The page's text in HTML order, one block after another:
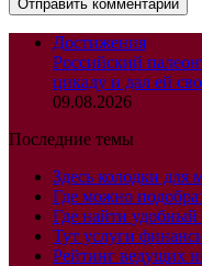
Достижения
Российский
цикаду и дал ей
09.08.2026
Последние темы
Здесь колодки для
Где можно
Где найти
Тут услуги
Рейтинг ведущих